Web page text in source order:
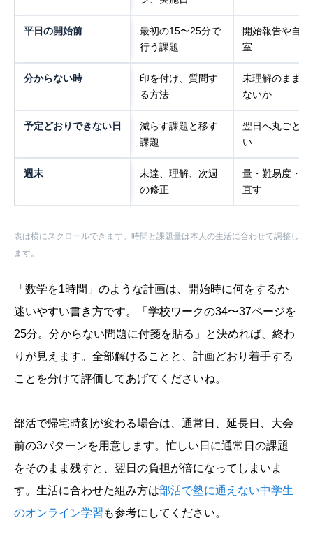
平日の開始前
最初の15〜25分で
行う課題
開始報告や自
室
分からない時
印を付け、質問す
る方法
未理解のまま
ないか
予定どおりできない日
減らす課題と移す
課題
翌日へ丸ごと
い
週末
未達、理解、次週
の修正
量・難易度・
直す
表は横にスクロールできます。時間と課題量は本人の生活に合わせて調整し
ます。
「数学を1時間」のような計画は、開始時に何をするか
迷いやすい書き方です。「学校ワークの34〜37ページを
25分。分からない問題に付箋を貼る」と決めれば、終わ
りが見えます。全部解けることと、計画どおり着手する
ことを分けて評価してあげてくださいね。
部活で帰宅時刻が変わる場合は、通常日、延長日、大会
前の3パターンを用意します。忙しい日に通常日の課題
をそのまま残すと、翌日の負担が倍になってしまいま
す。生活に合わせた組み方は部活で塾に通えない中学生
のオンライン学習 も参考にしてください。